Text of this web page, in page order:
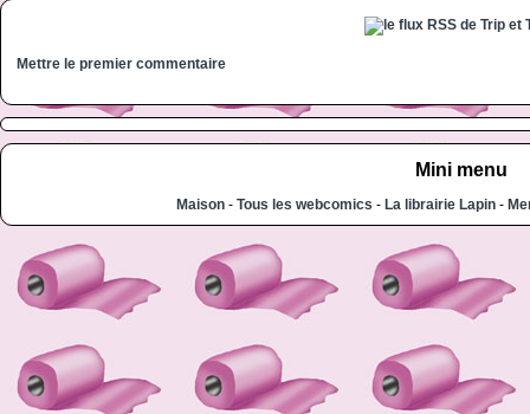
Mettre le premier commentaire
Mini menu
Maison- Tous les webcomics - La librairie Lapin-